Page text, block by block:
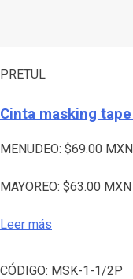
PRETUL
Cinta masking tape
MENUDEO: $69.00 MXN
MAYOREO: $63.00 MXN
Leer más
CÓDIGO: MSK-1-1/2P